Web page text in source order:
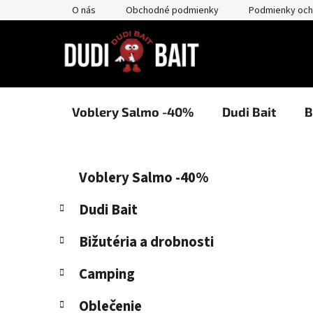
na
O nás Obchodné podmienky Podmienky
Voblery Salmo -40% Dudi Bait
č
ý
a
n
Preskočiť
kategórie
e
ó
i
Voblery Salmo -40%
Dudi Bait
Bižutéria a drobnosti
Camping
Oblečenie